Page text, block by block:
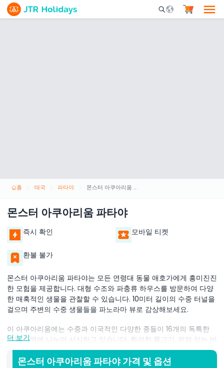
Mobile Search
홈 태국 파타야 몬스터 아쿠아리움 파타야
몬스터 아쿠아리움 파타야
즉시 확인 모바일 티켓
환불 불가
몬스터 아쿠아리움 파타야는 모든 연령대 동물 애호가에게 흥미진진
한 모험을 제공합니다. 대형 수조와 파충류 하우스를 방문하여 다양
한 매혹적인 생물을 관찰할 수 있습니다. 10미터 길이의 수중 터널을
걸으며 주변의 수중 생물들을 파노라마 뷰로 감상해보세요.
이 아쿠아리움에는 수중과 이국적인 다양한 종들이 16개의 독특한
동물 구역에 나누어 서식하고 있습니다. 화려한 물고기, 위엄 있는 바
다 생물, 심지어 파충류까지 자연스럽게 재현된 서식지에서 관찰할
수 있습니다.
더 보기
몬스터 아쿠아리움 파타야 가격 및 옵션